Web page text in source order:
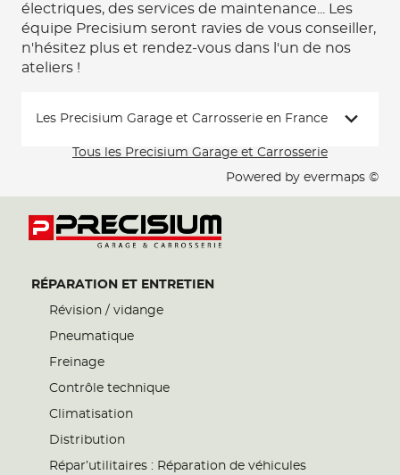
électriques, des services de maintenance... Les
équipe Precisium seront ravies de vous conseiller,
n'hésitez plus et rendez-vous dans l'un de nos
ateliers !
Les Precisium Garage et Carrosserie en France
Tous les Precisium Garage et Carrosserie
Powered by evermaps ©
RÉPARATION ET ENTRETIEN
Révision / vidange
Pneumatique
Freinage
Contrôle technique
Climatisation
Distribution
Répar’utilitaires : Réparation de véhicules